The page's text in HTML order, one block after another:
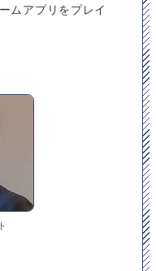
ムアプリをプレイ